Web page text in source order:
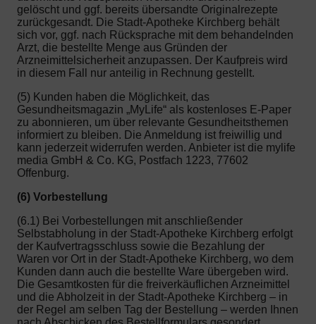
gelöscht und ggf. bereits übersandte Originalrezepte
zurückgesandt. Die Stadt-Apotheke Kirchberg behält
sich vor, ggf. nach Rücksprache mit dem behandelnden
Arzt, die bestellte Menge aus Gründen der
Arzneimittelsicherheit anzupassen. Der Kaufpreis wird
in diesem Fall nur anteilig in Rechnung gestellt.
(5) Kunden haben die Möglichkeit, das
Gesundheitsmagazin „MyLife“ als kostenloses E-Paper
zu abonnieren, um über relevante Gesundheitsthemen
informiert zu bleiben. Die Anmeldung ist freiwillig und
kann jederzeit widerrufen werden. Anbieter ist die mylife
media GmbH & Co. KG, Postfach 1223, 77602
Offenburg.
(6) Vorbestellung
(6.1) Bei Vorbestellungen mit anschließender
Selbstabholung in der Stadt-Apotheke Kirchberg erfolgt
der Kaufvertragsschluss sowie die Bezahlung der
Waren vor Ort in der Stadt-Apotheke Kirchberg, wo dem
Kunden dann auch die bestellte Ware übergeben wird.
Die Gesamtkosten für die freiverkäuflichen Arzneimittel
und die Abholzeit in der Stadt-Apotheke Kirchberg – in
der Regel am selben Tag der Bestellung – werden Ihnen